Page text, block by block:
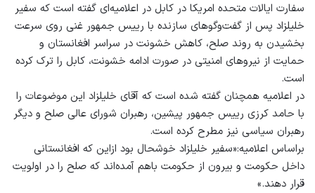
سفارت ایالات متحده‌ امریکا در کابل در اعلامیه‌ای گفته است که سفیر
خلیلزاد پس از گفت‌وگوهای سازنده با رییس ‌جمهور غنی روی سرعت
بخشیدن به روند صلح، کاهش خشونت در سراسر افغانستان و
حمایت از نیروهای امنیتی در صورت ادامه‌ خشونت، کابل را ترک کرده
است.
در اعلامیه همچنان گفته شده است که آقای خلیلزاد این موضوعات را
با حامد کرزی رییس‌ جمهور پیشین، رهبران شورای عالی صلح و دیگر
رهبران سیاسی نیز مطرح کرده است.
براساس اعلامیه:«سفیر خلیلزاد خوشحال بود ازاین که افغانستانی
داخل حکومت و بیرون از حکومت باهم آمده‌اند که صلح را در اولویت
قرار دهند.»